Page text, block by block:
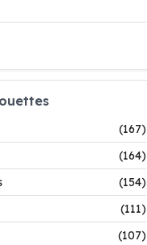
(167)
(164)
(154)
(111)
(107)